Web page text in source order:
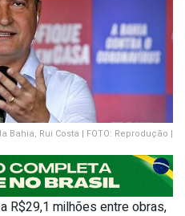
Bahia, Rui Costa | FOTO: Reprodução |
R$29,1 milhões entre obras,